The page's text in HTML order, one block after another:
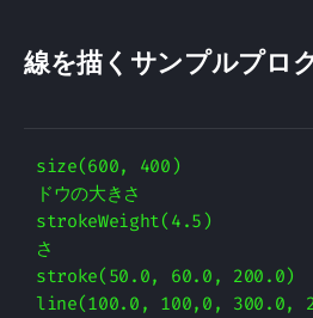
線を描くサンプルプロ
size(600, 400)
ドウの大きさ
strokeWeight(4.5)
さ
stroke(50.0, 60.0,
line(100.0, 100,0, 300.0,